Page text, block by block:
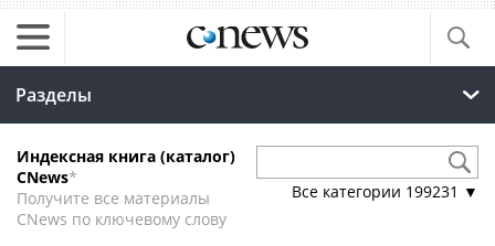
Разделы
Индексная книга (каталог)
CNews*
Получите все материалы
CNews по ключевому слову
Все категории 199231 ▼